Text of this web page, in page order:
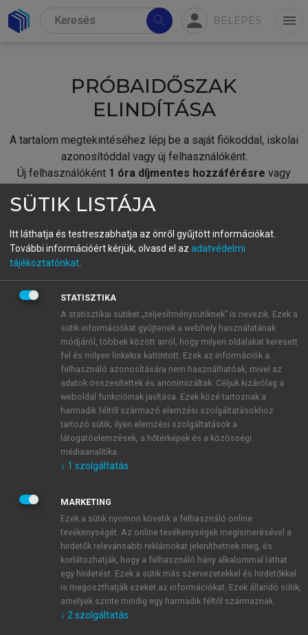
search person BELÉPÉS menu
PRÓBAIDŐSZAK
ELINDÍTÁSA
A tartalom megtekintéséhez lépj be a saját fiókoddal, iskolai
azonosítóddal vagy új felhasználóként.
Új felhasználóként 1 óra díjmentes hozzáférésre vagy
fiókoddal,vagy hozz létre új fiókot.
A regisztráció után apróbaidőszakautomatikusan
BELÉPÉS SAJÁT FIÓKKAL
ÚJ FIÓK LÉTREHOZÁSA
1 óra díjmentes hozzáférés
E-MAIL-CÍM
JELSZÓ
JELSZÓ ÚJRA
Kérek értesítést a MeRSZ újdonságairól, akcióiról.
Kérek értesítést az Akadémiai Kiadó Zrt. újdonságairól,
SÜTIK LISTÁJA
Itt láthatja és testreszabhatja az önről gyűjtött információkat.
További információért kérjük, olvasd el az adatvédelmi
tájékoztatónkat
STATISZTIKA
A statisztikai sütiket „teljesítménysütiknek” is nevezik. Ezek a
sütik információkat gyűjtenek a webhely használatának
módjáról, többek között arról, hogy milyen oldalakat keresett
fel és milyen linkekre kattintott. Ezek az információk a
felhasználó azonosítására nem használhatóak, mivel az
adatok összesítettek és anonimizáltak. Céljuk kizárólag a
weboldal funkcióinak javítása. Ezek közé tartoznak a
harmadik féltől származó elemzési szolgáltatásokhoz
tartozó sütik; ilyen elemzési szolgáltatások a
látogatóelemzések, a hőtérképek és a közösségi
médiaanalitika.
↓ 1 szolgáltatás
MARKETING
Ezek a sütik nyomon követik a felhasználó online
tevékenységét. Az online tevékenységek megismerésével a
hirdetők relevánsabb reklámokat jeleníthetnek meg, és
korlátozhatják, hogy a felhasználó hány alkalommal láthat
egy hirdetést. Ezek a sütik más szervezetekkel és hirdetőkkel
is megoszthatják ezeket az információkat. Ezek állandó sütik,
amelyek szinte mindig egy harmadik féltől származnak.
↓ 2 szolgáltatás